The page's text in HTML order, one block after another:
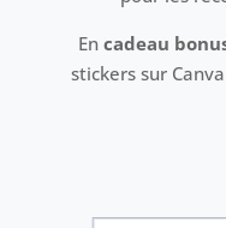
Encadeau
stickers sur